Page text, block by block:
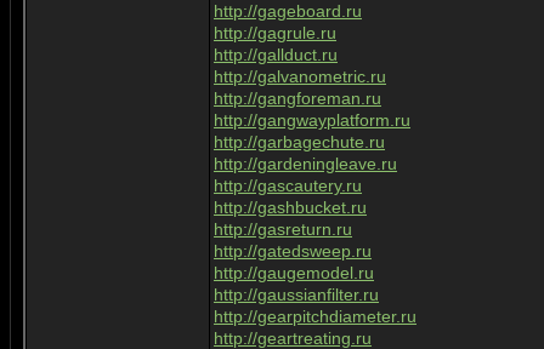
http://gageboard.ru
http://gagrule.ru
http://gallduct.ru
http://galvanometric.ru
http://gangforeman.ru
http://gangwayplatform.ru
http://garbagechute.ru
http://gardeningleave.ru
http://gascautery.ru
http://gashbucket.ru
http://gasreturn.ru
http://gatedsweep.ru
http://gaugemodel.ru
http://gaussianfilter.ru
http://gearpitchdiameter.ru
http://geartreating.ru